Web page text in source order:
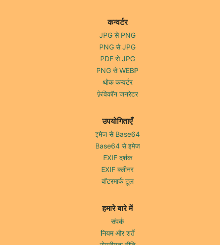
कन्वर्टर
JPG से PNG
PNG से JPG
PDF से JPG
PNG से WEBP
थोक कन्वर्टर
फ़ेविकॉन जनरेटर
उपयोगिताएँ
इमेज से Base64
Base64 से इमेज
EXIF दर्शक
EXIF क्लीनर
वॉटरमार्क टूल
हमारे बारे में
संपर्क
नियम और शर्तें